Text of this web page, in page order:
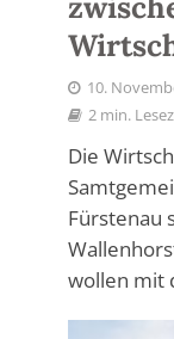
10.
2 min.
Die
Fürstenau
wollen mit